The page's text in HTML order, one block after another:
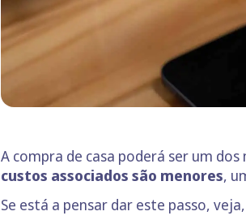
A compra de casa poderá ser um
custos associados são menores,
Se está a pensar dar este passo,